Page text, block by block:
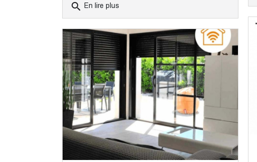
search En lire plus